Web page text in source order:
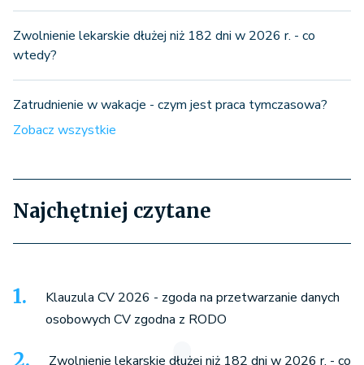
Zwolnienie lekarskie dłużej niż 182 dni w 2026 r. - co
wtedy?
Zatrudnienie w wakacje - czym jest praca tymczasowa?
Zobacz wszystkie
Najchętniej czytane
Klauzula CV 2026 - zgoda na przetwarzanie danych
osobowych CV zgodna z RODO
Zwolnienie lekarskie dłużej niż 182 dni w 2026 r. - co